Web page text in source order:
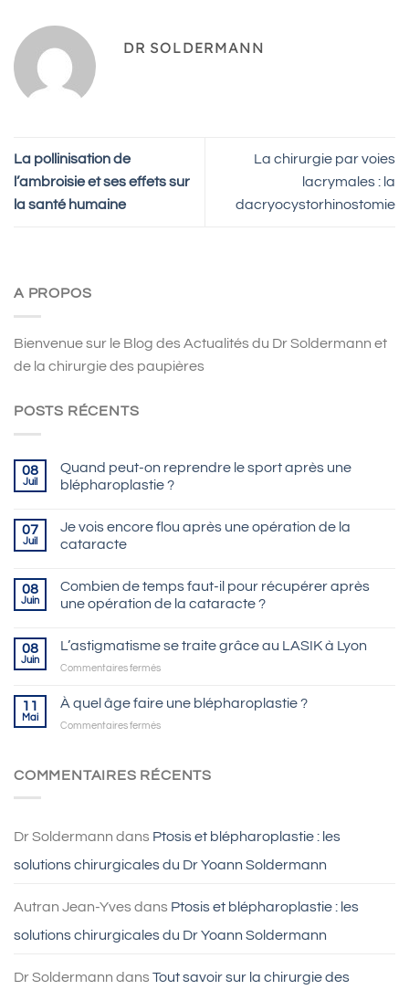
DR SOLDERMANN
La pollinisation de
l’ambroisie et ses effets sur
la santé humaine
La chirurgie par voies
lacrymales : la
dacryocystorhinostomie
A PROPOS
Bienvenue sur le Blog des Actualités du Dr Soldermann et
de la chirurgie des paupières
POSTS RÉCENTS
08
Juil
Quand peut-on reprendre le sport après une
blépharoplastie ?
07
Juil
Je vois encore flou après une opération de la
cataracte
08
Juin
Combien de temps faut-il pour récupérer après
une opération de la cataracte ?
08
Juin
L’astigmatisme se traite grâce au LASIK à Lyon
Commentaires ferméssur
grâce
à
11
Mai
À quel âge faire une blépharoplastie ?
Commentaires ferméssur
âge
?
COMMENTAIRES RÉCENTS
Dr Soldermann dans Ptosis et blépharoplastie : les
solutions chirurgicales du Dr Yoann Soldermann
Autran Jean-Yves dans Ptosis et blépharoplastie : les
solutions chirurgicales du Dr Yoann Soldermann
Dr Soldermann dans Tout savoir sur la chirurgie des